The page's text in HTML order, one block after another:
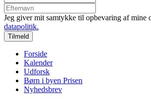
Jeg giver mit samtykke til opbevaring af mine
datapolitik.
Tilmeld
Forside
Kalender
Udforsk
Børn i byen Prisen
Nyhedsbrev